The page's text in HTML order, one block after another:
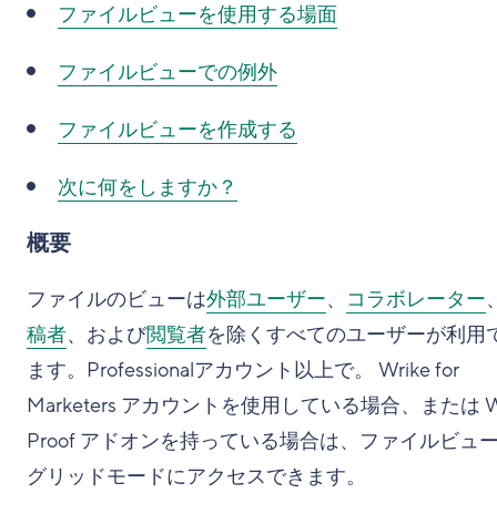
ファイルビューを使用する場面
ファイルビューでの例外
ファイルビューを作成する
次に何をしますか？
概要
ファイルのビューは外部ユーザー、 コラボレーター
稿者、および閲覧者を除くすべてのユーザーが利用
ます。Professionalアカウント以上で。 Wrike for
Marketers アカウントを使用している場合、または
Proof アドオンを持っている場合は、ファイルビュ
グリッドモードにアクセスできます。